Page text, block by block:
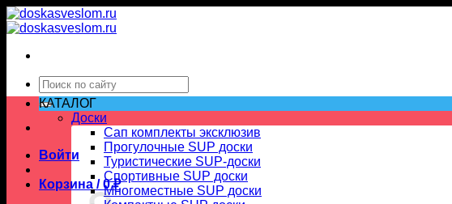
Skip
to
Искать:
Войти
Корзина /0₽
КАТАЛОГ
Доски
Сап комплекты эксклюзив
Прогулочные SUP доски
Туристические SUP-доски
Спортивные SUP доски
Многоместные SUP доски